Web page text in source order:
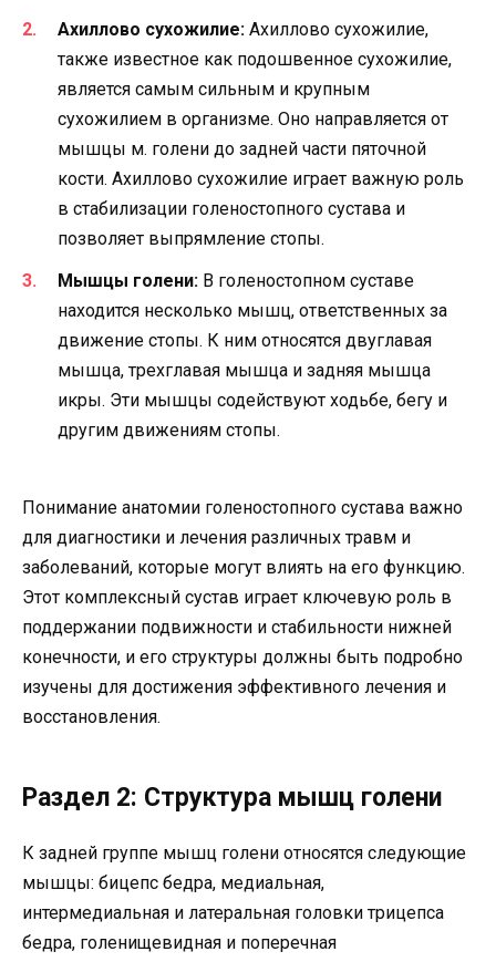
Ахиллово сухожилие: Ахиллово сухожилие,
также известное как подошвенное сухожилие,
является самым сильным и крупным
сухожилием в организме. Оно направляется от
мышцы м. голени до задней части пяточной
кости. Ахиллово сухожилие играет важную роль
в стабилизации голеностопного сустава и
позволяет выпрямление стопы.
Мышцы голени: В голеностопном суставе
находится несколько мышц, ответственных за
движение стопы. К ним относятся двуглавая
мышца, трехглавая мышца и задняя мышца
икры. Эти мышцы содействуют ходьбе, бегу и
другим движениям стопы.
Понимание анатомии голеностопного сустава важно
для диагностики и лечения различных травм и
заболеваний, которые могут влиять на его функцию.
Этот комплексный сустав играет ключевую роль в
поддержании подвижности и стабильности нижней
конечности, и его структуры должны быть подробно
изучены для достижения эффективного лечения и
восстановления.
Раздел 2: Структура мышц голени
К задней группе мышц голени относятся следующие
мышцы: бицепс бедра, медиальная,
интермедиальная и латеральная головки трицепса
бедра, голенищевидная и поперечная